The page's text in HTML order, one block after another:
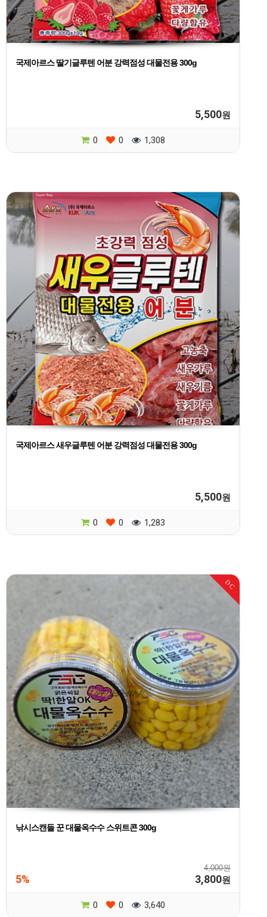
국제아르스 딸기글루텐 어분 강력점성 대물전용 300g
5,500원
0 0 1,308
국제아르스 새우글루텐 어분 강력점성 대물전용 300g
5,500원
0 0 1,283
DC
낚시스캔들 꾼 대물옥수수 스위트콘 300g
4,000원
5% 3,800원
0 0 3,640